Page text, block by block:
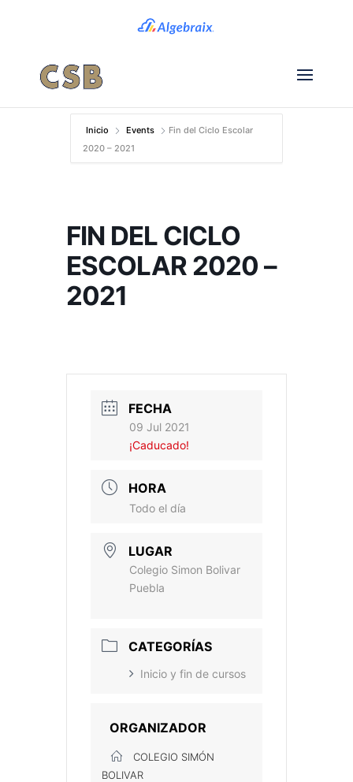
Inicio Events
Fin del Ciclo Escolar
2020 – 2021
FIN DEL CICLO
ESCOLAR 2020 –
2021
FECHA
09 Jul 2021
¡Caducado!
HORA
Todo el día
LUGAR
Colegio Simon Bolivar
Puebla
CATEGORÍAS
Inicio y fin de cursos
ORGANIZADOR
COLEGIO SIMÓN
BOLIVAR